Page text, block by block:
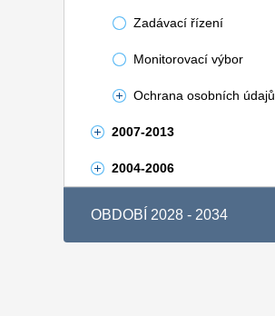
Zadávací řízení
Monitorovací výbor
Ochrana osobních údajů
2007-2013
2004-2006
OBDOBÍ 2028 - 2034